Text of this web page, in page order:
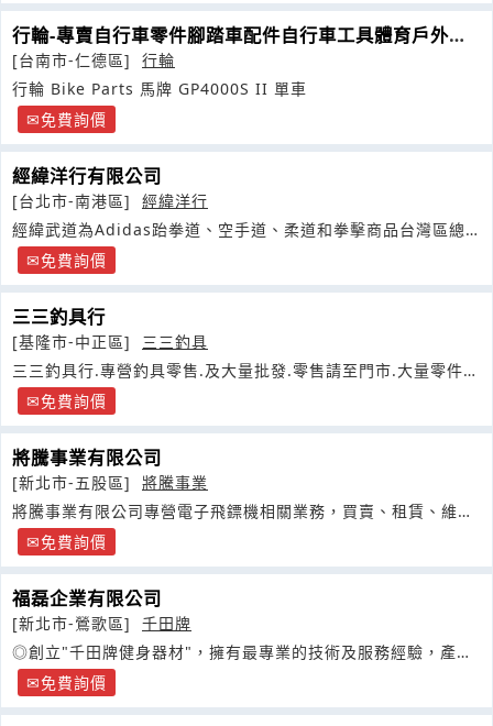
行輪-專賣自行車零件腳踏車配件自行車工具體育戶外用
品
[台南市-仁德區]
行輪
行輪 Bike Parts 馬牌 GP4000S II 單車
免費詢價
經緯洋行有限公司
[台北市-南港區]
經緯洋行
經緯武道為Adidas跆拳道、空手道、柔道和拳擊商品台灣區總
代理免費詢價
三三釣具行
[基隆市-中正區]
三三釣具
三三釣具行.專營釣具零售.及大量批發.零售請至門市.大量零件批
發請聯絡張先生
免費詢價
將騰事業有限公司
[新北市-五股區]
將騰事業
將騰事業有限公司專營電子飛鏢機相關業務，買賣、租賃、維
修。免費詢價
福磊企業有限公司
[新北市-鶯歌區]
千田牌
◎創立"千田牌健身器材"，擁有最專業的技術及服務經驗，產品
種類齊全
免費詢價